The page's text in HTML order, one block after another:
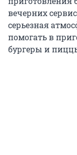
вечерних
серьезная
помогать в
бургеры и